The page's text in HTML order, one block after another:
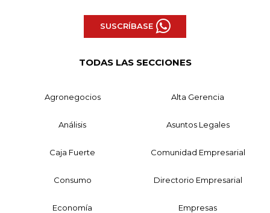
SUSCRÍBASE
TODAS LAS SECCIONES
Agronegocios Alta Gerencia
Análisis Asuntos Legales
Caja Fuerte Comunidad Empresarial
Consumo Directorio Empresarial
Economía Empresas